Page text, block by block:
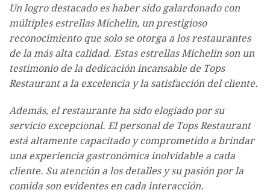
Un logro destacado es haber sido galardonado con
múltiples estrellas Michelin, un prestigioso
reconocimiento que solo se otorga a los restaurantes
de la más alta calidad. Estas estrellas Michelin son un
testimonio de la dedicación incansable de Tops
Restaurant a la excelencia y la satisfacción del cliente.
Además, el restaurante ha sido elogiado por su
servicio excepcional. El personal de Tops Restaurant
está altamente capacitado y comprometido a brindar
una experiencia gastronómica inolvidable a cada
cliente. Su atención a los detalles y su pasión por la
comida son evidentes en cada interacción.